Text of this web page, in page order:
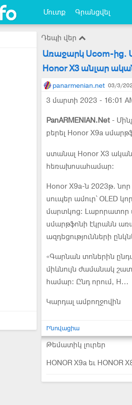
Մուտք Գրանցվել
Դեպի վեր
Առաջարկ Ucom-ից.
Honor X3 անլար
panarmenian.net 03/3/
3 մարտի 2023 - 16:01
PanARMENIAN.Net -
բերել Honor X9a
ստանալ Honor X3
հեռախոսահամար։
Honor X9a-ն 2023թ.
սուպեր ամուր՝ OLED
մարտկոց։ Լաբորատոր
սմարթֆոնի էկրանն
ազդեցությունների
«Գարնան տոներին
միևնույն ժամանակ
համար։ Ընդ որում, H...
Կարդալ ամբողջովին
Ինովացիա
Թեմատիկ լուրեր
HONOR X9a եւ HONOR